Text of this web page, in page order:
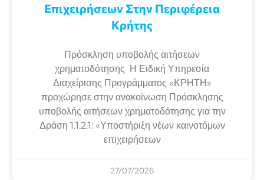
Επιχειρήσεων Στην Περιφέρεια
Κρήτης
Πρόσκληση υποβολής αιτήσεων
χρηματοδότησης Η Ειδική Υπηρεσία
Διαχείρισης Προγράμματος «ΚΡΗΤΗ»
προχώρησε στην ανακοίνωση Πρόσκλησης
υποβολής αιτήσεων χρηματοδότησης για την
Δράση 1.1.2.1: «Υποστήριξη νέων καινοτόμων
επιχειρήσεων
27/07/2026